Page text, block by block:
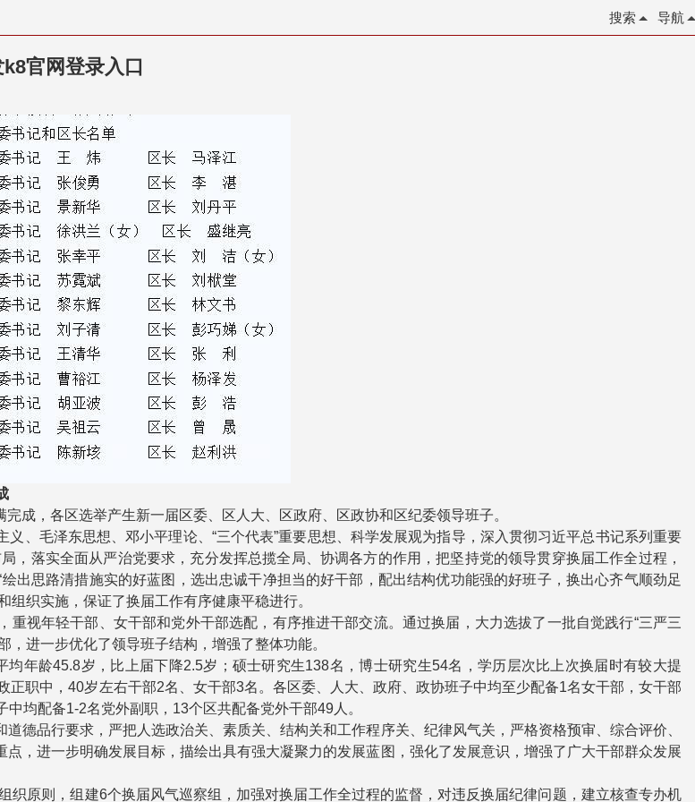
导航
搜索
官网登录入口
成，各区选举产生新一届区委、区人大、区政府、区政协和区纪委领导班子。
、毛泽东思想、邓小平理论、“三个代表”重要思想、科学发展观为指导，深入贯彻习近平总书记系列重要
，落实全面从严治党要求，充分发挥总揽全局、协调各方的作用，把坚持党的领导贯穿换届工作全过程，
出思路清措施实的好蓝图，选出忠诚干净担当的好干部，配出结构优功能强的好班子，换出心齐气顺劲足
织实施，保证了换届工作有序健康平稳进行。
视年轻干部、女干部和党外干部选配，有序推进干部交流。通过换届，大力选拔了一批自觉践行“三严三
进一步优化了领导班子结构，增强了整体功能。
均年龄45.8岁，比上届下降2.5岁；硕士研究生138名，博士研究生54名，学历层次比上次换届时有较大提
职中，40岁左右干部2名、女干部3名。各区委、人大、政府、政协班子中均至少配备1名女干部，女干部
均配备1-2名党外副职，13个区共配备党外干部49人。
德品行要求，严把人选政治关、素质关、结构关和工作程序关、纪律风气关，严格资格预审、综合评价、
，进一步明确发展目标，描绘出具有强大凝聚力的发展蓝图，强化了发展意识，增强了广大干部群众发展
织原则，组建6个换届风气巡察组，加强对换届工作全过程的监督，对违反换届纪律问题，建立核查专办机